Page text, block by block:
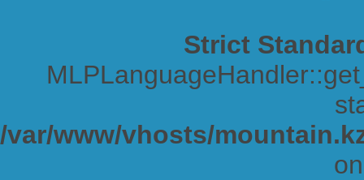
Strict
/var/www/vhosts/